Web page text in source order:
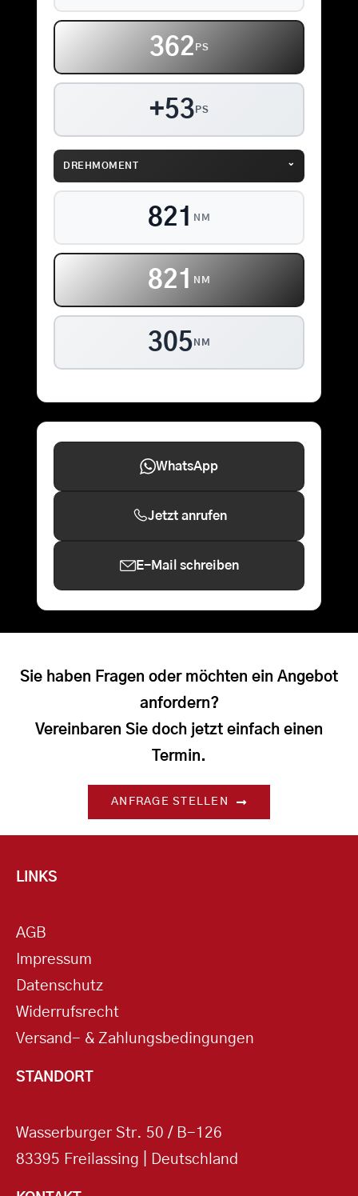
362 PS
+53 PS
DREHMOMENT ⌄
852 NM
852 NM
305 NM
WhatsApp
Jetzt anrufen
E-Mail schreiben
Sie haben Fragen oder möchten ein Angebot
anfordern?
Vereinbaren Sie doch jetzt einfach einen
Termin.
ANFRAGE STELLEN
LINKS
AGB
Impressum
Datenschutz
Widerrufsrecht
Versand- & Zahlungsbedingungen
STANDORT
Wasserburger Str. 50 / B-126
83395 Freilassing | Deutschland